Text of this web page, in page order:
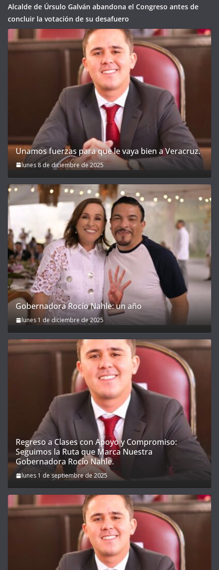
Alcalde de Úrsulo Galván abandona el Congreso antes de
concluir la votación de su desafuero
Unamos fuerzas para que le vaya bien a Veracruz.
lunes 8 de diciembre de 2025
Gobernadora Rocío Nahle: un año
lunes 1 de diciembre de 2025
Regreso a Clases con Apoyo y Compromiso:
Seguimos la Ruta que Marca Nuestra
Gobernadora Rocío Nahle.
lunes 1 de septiembre de 2025